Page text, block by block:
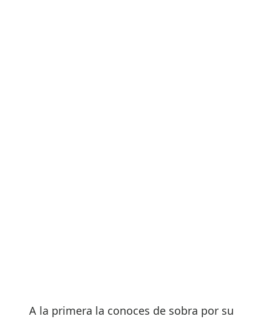
A la primera la conoces de sobra por su